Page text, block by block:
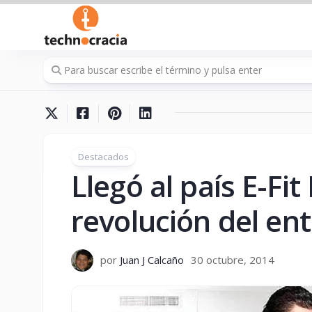
Saltar
contenido
Destacados
Llegó al país E-
revolución del
por Juan J Calcaño 30 octubre, 2014